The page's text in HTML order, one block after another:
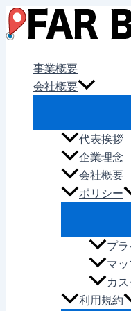
内
容
事業概要
会社概要
代表挨拶
企業理念
会社概要
ポリシー
プ
マ
カ
利用規約